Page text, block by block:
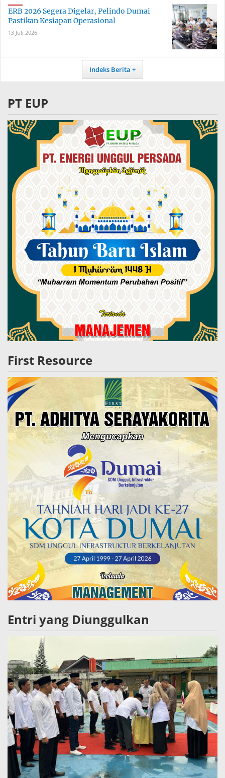
ERB 2026 Segera Digelar, Pelindo Dumai
Pastikan Kesiapan Operasional
13 Juli 2026
Indeks Berita
PT EUP
First Resource
Entri yang Diunggulkan